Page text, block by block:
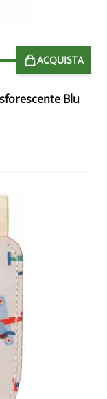
ACQUISTA
Blu